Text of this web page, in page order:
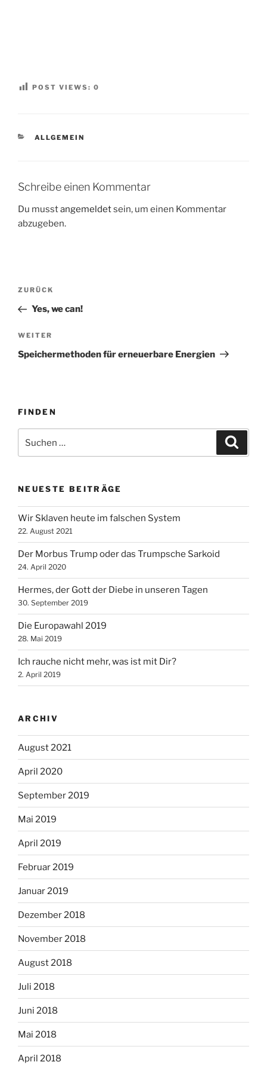
POST VIEWS: 0
KATEGORIEN
ALLGEMEIN
Schreibe einen Kommentar
Du musstangemeldetsein, um einen Kommentar
abzugeben.
Beitragsnavigation
Vorheriger
Beitrag
ZURÜCK
Yes, we can!
Nächster
Beitrag
WEITER
Speichermethoden für erneuerbare Energien
FINDEN
nach:
NEUESTE BEITRÄGE
Wir Sklaven heute im falschen System
22. August 2021
Der Morbus Trump oder das Trumpsche Sarkoid
24. April 2020
Hermes, der Gott der Diebe in unseren Tagen
30. September 2019
Die Europawahl 2019
28. Mai 2019
Ich rauche nicht mehr, was ist mit Dir?
2. April 2019
ARCHIV
August 2021
April 2020
September 2019
Mai 2019
April 2019
Februar 2019
Januar 2019
Dezember 2018
November 2018
August 2018
Juli 2018
Juni 2018
Mai 2018
April 2018